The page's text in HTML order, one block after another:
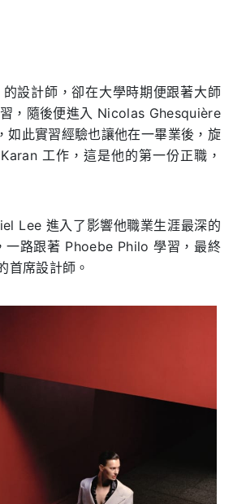
設計師，卻在大學時期便跟著大師
，隨後便進入 Nicolas Ghesquière
如此實習經驗也讓他在一畢業後，旋
工作，這是他的第一份正職，
Lee 進入了影響他職業生涯最深的
路跟著 Phoebe Philo 學習，最終
首席設計師。